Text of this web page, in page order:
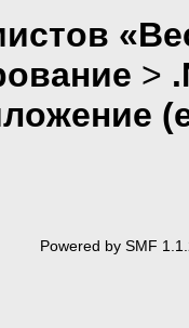
>
Powered by SMF